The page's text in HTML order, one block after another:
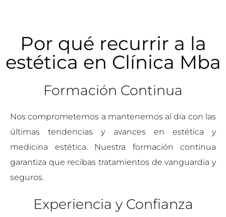
Por qué recurrir a la
estética en Clínica Mba
Formación Continua
Nos comprometemos a mantenernos al día con las
últimas tendencias y avances en estética y
medicina estética. Nuestra formación continua
garantiza que recibas tratamientos de vanguardia y
seguros.
Experiencia y Confianza